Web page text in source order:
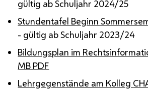
gültig ab Schuljahr 2024/25
Stundentafel Beginn
- gültig ab Schuljahr 2023/24
Bildungsplan im
MB PDF
Lehrgegenstände am Kolleg